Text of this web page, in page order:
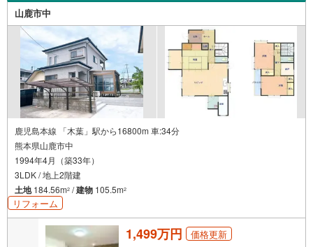
山鹿市中
鹿児島本線 「木葉」駅から16800m 車:34分
熊本県山鹿市中
1994年4月（築33年）
3LDK / 地上2階建
土地184.56m2 /建物 105.5m2
リフォーム
1,499万円 価格更新